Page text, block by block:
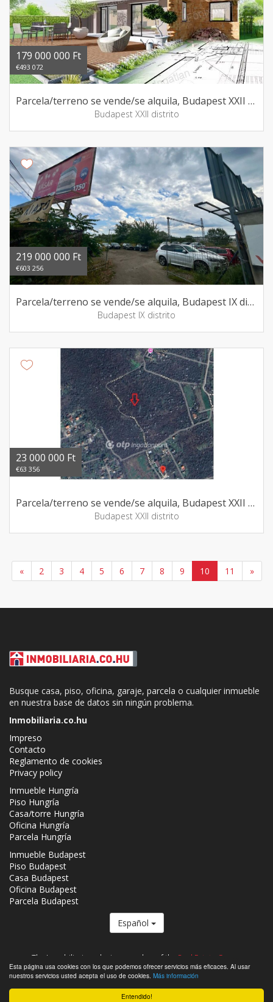
Entendido!
Esta página usa cookies con los que podemos ofrecer servicios más eficaces. Al usar
nuestros servicios usted acepta el uso de cookies. Más información
179 000 000 Ft
€493 072
Parcela/terreno se vende/se alquila, Budapest XXII distrito
Budapest XXII distrito
219 000 000 Ft
€603 256
Parcela/terreno se vende/se alquila, Budapest IX distrito
Budapest IX distrito
23 000 000 Ft
€63 356
Parcela/terreno se vende/se alquila, Budapest XXII distrito
Budapest XXII distrito
« 2 3 4 5 6 7 8 9 10 11 »
Busque casa, piso, oficina, garaje, parcela o cualquier inmueble
en nuestra base de datos sin ningún problema.
Inmobiliaria.co.hu
Impreso
Contacto
Reglamento de cookies
Privacy policy
Inmueble Hungría
Piso Hungría
Casa/torre Hungría
Oficina Hungría
Parcela Hungría
Inmueble Budapest
Piso Budapest
Casa Budapest
Oficina Budapest
Parcela Budapest
Español
The Inmobiliaria.co.hu is a member of the Real Estate Group.
Inmuebles que se venden en Hungría - Inmobiliaria.co.hu © 2026 Todos
los derechos reservados